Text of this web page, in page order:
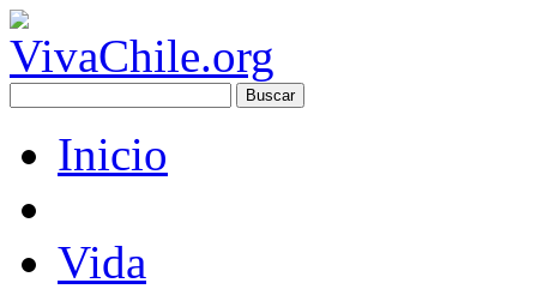
Inicio
Vida